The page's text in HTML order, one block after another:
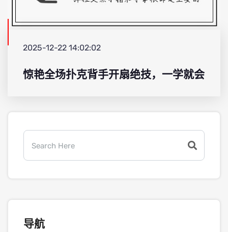
2025-12-22 14:02:02
惊艳全场扑克背手开扇绝技，一学就会
导航